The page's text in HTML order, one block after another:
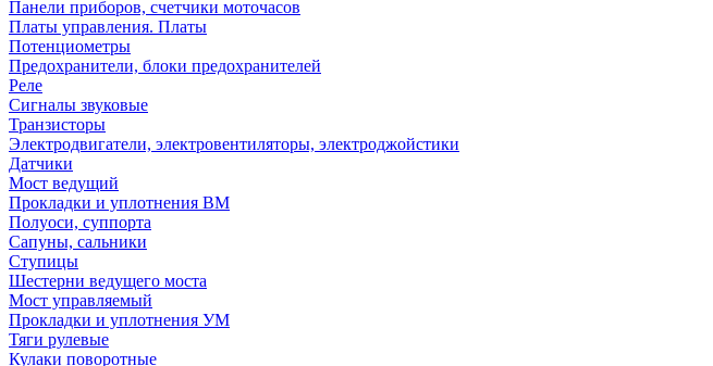
Панели приборов, счетчики моточасов
Платы управления. Платы
Потенциометры
Предохранители, блоки предохранителей
Реле
Сигналы звуковые
Транзисторы
Электродвигатели, электровентиляторы, электроджойстики
Датчики
Мост ведущий
Прокладки и уплотнения ВМ
Полуоси, суппорта
Сапуны, сальники
Ступицы
Шестерни ведущего моста
Мост управляемый
Прокладки и уплотнения УМ
Тяги рулевые
Кулаки поворотные